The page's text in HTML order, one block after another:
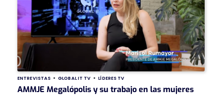
ENTREVISTAS GLOBAL IT TV LÍDERES TV
AMMJE Megalópolis y su trabajo en las mujeres